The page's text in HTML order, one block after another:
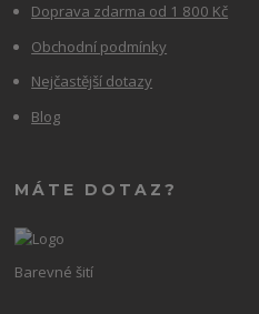
Doprava zdarma od 1 800 Kč
Obchodní podmínky
Nejčastější dotazy
Blog
MÁTE DOTAZ?
Barevné šití